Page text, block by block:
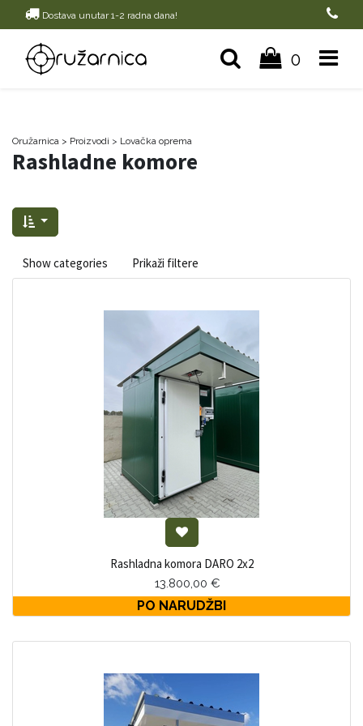
Dostava unutar 1-2 radna dana!
0
Oružarnica > Proizvodi > Lovačka oprema
Rashladne komore
Show categories Prikaži filtere
Rashladna komora DARO 2x2
13.800,00 €
PO NARUDŽBI